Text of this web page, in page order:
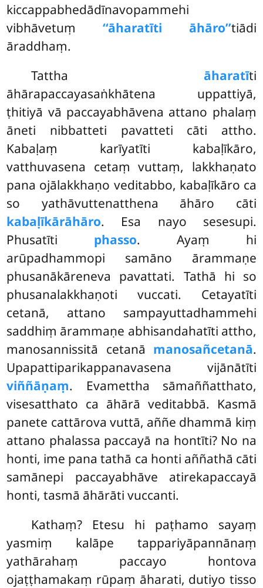
kiccappabhedādīnavopammehi
vibhāvetuṃ ‘‘āharatīti āhāro’’tiādi
āraddhaṃ.
Tattha āharatīti
āhārapaccayasaṅkhātena uppattiyā,
ṭhitiyā vā paccayabhāvena attano phalaṃ
āneti nibbatteti pavatteti cāti attho.
Kabaḷaṃ karīyatīti kabaḷīkāro,
vatthuvasena cetaṃ vuttaṃ, lakkhaṇato
pana ojālakkhaṇo veditabbo, kabaḷīkāro ca
so yathāvuttenatthena āhāro cāti
kabaḷīkārāhāro. Esa nayo sesesupi.
Phusatīti phasso. Ayaṃ hi
arūpadhammopi samāno ārammaṇe
phusanākāreneva pavattati. Tathā hi so
phusanalakkhaṇoti vuccati. Cetayatīti
cetanā, attano sampayuttadhammehi
saddhiṃ ārammaṇe abhisandahatīti attho,
manosannissitā cetanā manosañcetanā.
Upapattiparikappanavasena vijānātīti
viññāṇaṃ. Evamettha sāmaññatthato,
visesatthato ca āhārā veditabbā. Kasmā
panete cattārova vuttā, aññe dhammā kiṃ
attano phalassa paccayā na hontīti? No na
honti, ime pana tathā ca honti aññathā cāti
samānepi paccayabhāve atirekapaccayā
honti, tasmā āhārāti vuccanti.
Kathaṃ? Etesu hi paṭhamo sayaṃ
yasmiṃ kalāpe tappariyāpannānaṃ
yathārahaṃ paccayo hontova
ojaṭṭhamakaṃ rūpaṃ āharati, dutiyo tisso